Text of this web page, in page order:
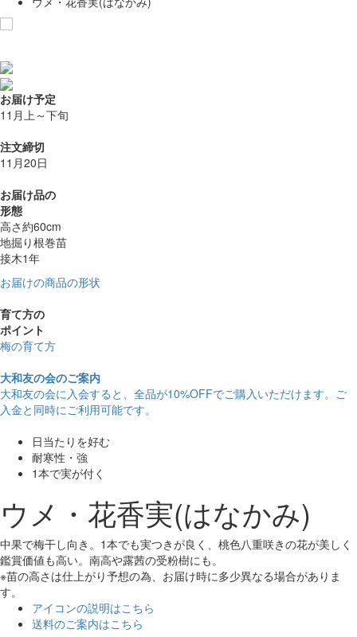
お届け予定
11月上～下旬
注文締切
11月20日
お届け品の
形態
高さ約60cm
地掘り根巻苗
接木1年
お届けの商品の形状
育て方の
ポイント
梅の育て方
大和友の会のご案内
大和友の会に入会すると、 全品が10%OFFでご購入いただけます。ご
入金と同時にご利用可能です。
日当たりを好む
耐寒性・強
1本で実が付く
ウメ・花香実(はなかみ)
中果で梅干し向き。1本でも実つきが良く、桃色八重咲きの花が美しく
鑑賞価値も高い。南高や露茜の受粉樹にも。
※苗の高さは仕上がり予想の為、お届け時に多少異なる場合がありま
す。
アイコンの説明はこちら
送料のご案内はこちら